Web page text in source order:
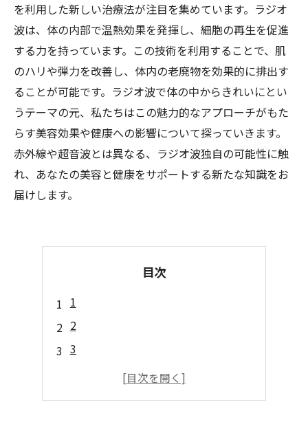
を利用した新しい治療法が注目を集めています。ラジオ
波は、体の内部で温熱効果を発揮し、細胞の再生を促進
する力を持っています。この技術を利用することで、肌
のハリや弾力を改善し、体内の老廃物を効果的に排出す
ることが可能です。ラジオ波で体の中からきれいにとい
うテーマの元、私たちはこの魅力的なアプローチがもた
らす美容効果や健康への影響について探っていきます。
赤外線や超音波とは異なる、ラジオ波独自の可能性に触
れ、あなたの美容と健康をサポートする新たな知識をお
届けします。
目次
1
2
3